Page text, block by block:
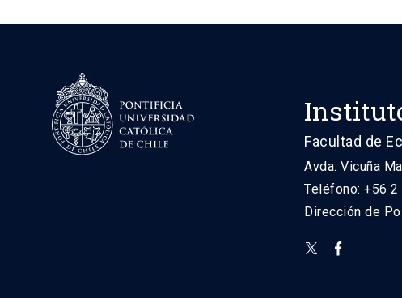
Facultad de
Avda. Vicuña
Teléfono: +56 2
Dirección de